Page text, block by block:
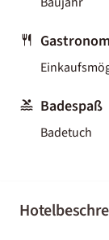
Badespaß
Badetuch